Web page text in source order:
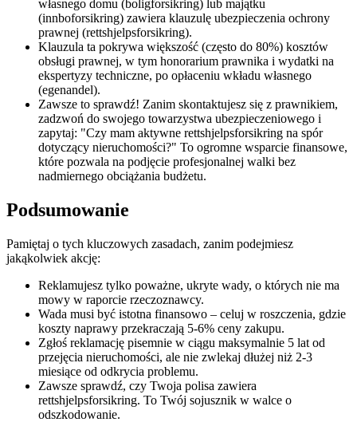
własnego domu (boligforsikring) lub majątku
(innboforsikring) zawiera klauzulę ubezpieczenia ochrony
prawnej (rettshjelpsforsikring).
Klauzula ta pokrywa większość (często do 80%) kosztów
obsługi prawnej, w tym honorarium prawnika i wydatki na
ekspertyzy techniczne, po opłaceniu wkładu własnego
(egenandel).
Zawsze to sprawdź! Zanim skontaktujesz się z prawnikiem,
zadzwoń do swojego towarzystwa ubezpieczeniowego i
zapytaj: "Czy mam aktywne rettshjelpsforsikring na spór
dotyczący nieruchomości?" To ogromne wsparcie finansowe,
które pozwala na podjęcie profesjonalnej walki bez
nadmiernego obciążania budżetu.
Podsumowanie
Pamiętaj o tych kluczowych zasadach, zanim podejmiesz
jakąkolwiek akcję:
Reklamujesz tylko poważne, ukryte wady, o których nie ma
mowy w raporcie rzeczoznawcy.
Wada musi być istotna finansowo – celuj w roszczenia, gdzie
koszty naprawy przekraczają 5-6% ceny zakupu.
Zgłoś reklamację pisemnie w ciągu maksymalnie 5 lat od
przejęcia nieruchomości, ale nie zwlekaj dłużej niż 2-3
miesiące od odkrycia problemu.
Zawsze sprawdź, czy Twoja polisa zawiera
rettshjelpsforsikring. To Twój sojusznik w walce o
odszkodowanie.